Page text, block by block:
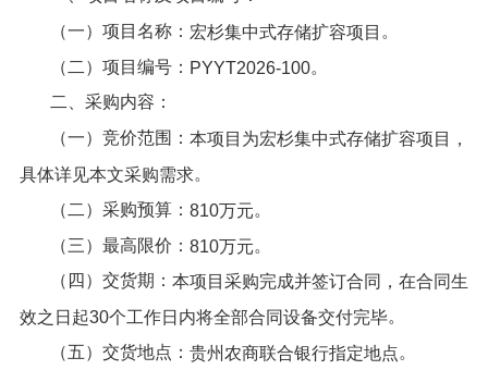
（一）项目名称： 宏杉集中式存储扩容项目 。
（二）项目编号： PYYT2026-100。
二、采购内容：
（一）竞价范围：本项目 为宏杉集中式存储扩容项目，
具体详见本文采购需求。
（二）采购预算： 810万元。
（三）最高限价： 810万元。
（四）交货期：本项目采购完成并签订合同，在合同生
效之日起30个工作日内将全部合同设备交付完毕。
（五）交货地点： 贵州农商联合银行指定地点。